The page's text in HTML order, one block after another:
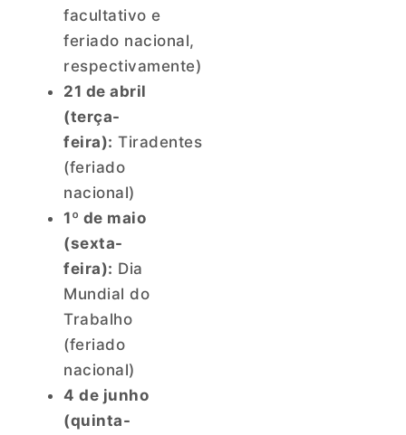
facultativo e
feriado nacional,
respectivamente)
21 de abril
(terça-
feira): Tiradentes
(feriado
nacional)
1º de maio
(sexta-
feira): Dia
Mundial do
Trabalho
(feriado
nacional)
4 de junho
(quinta-